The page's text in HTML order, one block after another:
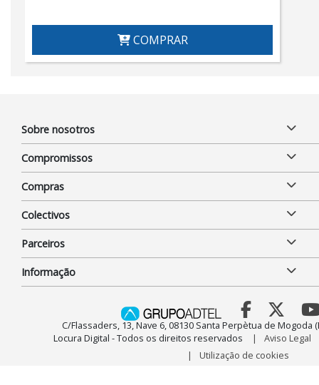
COMPRAR
Sobre nosotros
Compromissos
Compras
Colectivos
Parceiros
Informação
C/Flassaders, 13, Nave 6, 08130 Santa Perpètua de Mogoda
Locura Digital - Todos os direitos reservados
Aviso Legal
Utilização de cookies